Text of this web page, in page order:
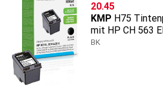
CHF
20.45
KMP H75
mit HP CH 563
BK